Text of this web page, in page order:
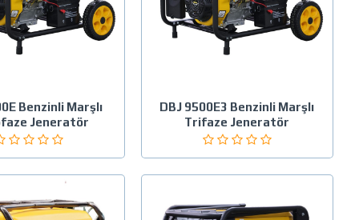
Benzinli Marşlı
Jeneratör
DBJ 9500E3 Benzinli Marşlı
Trifaze Jeneratör